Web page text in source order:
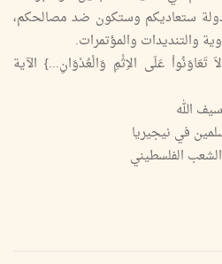
دولة ستعاديكم وستكون ضد مصالحكم،
والتنديدات والمؤتمرات.
تَعَاوَنُواْ عَلَى الاِثْمِ وَالْعُدْوَانِ...} الآية
الله
في نيجيريا
الفلسطيني